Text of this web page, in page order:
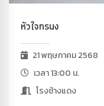
หัวใจทรนง
21 พฤษภาคม 2568
เวลา 13:00 น.
โรงช้างแดง